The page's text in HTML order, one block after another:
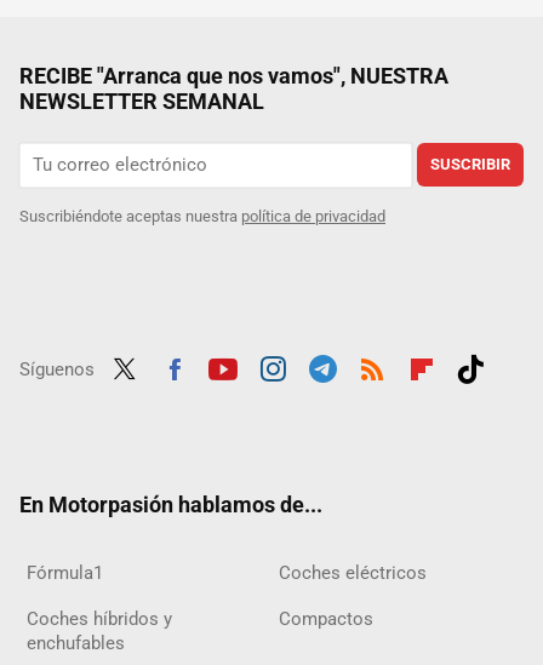
RECIBE "Arranca que nos vamos", NUESTRA
NEWSLETTER SEMANAL
SUSCRIBIR
Suscribiéndote aceptas nuestra política de privacidad
Síguenos
En Motorpasión hablamos de...
Fórmula1 Coches eléctricos
Coches híbridos y
enchufables
Compactos